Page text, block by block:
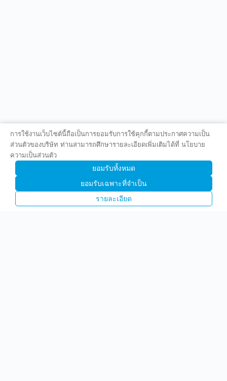
การใช้งานเว็บไซต์นี้ถือเป็นการยอมรับการใช้คุกกี้ตามประกาศความเป็น
ส่วนตัวของบริษัท ท่านสามารถศึกษารายละเอียดเพิ่มเติมได้ที่ นโยบาย
ความเป็นส่วนตัว
ยอมรับทั้งหมด
ยอมรับเฉพาะที่จำเป็น
รายละเอียด